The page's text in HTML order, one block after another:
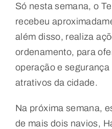
Só nesta semana, o
recebeu
além disso, realiza
ordenamento, para
operação e
atrativos da cidade.
Na próxima semana,
de mais dois navios,